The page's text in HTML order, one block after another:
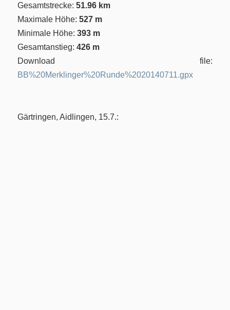
Gesamtstrecke: 51.96 km
Maximale Höhe: 527 m
Minimale Höhe: 393 m
Gesamtanstieg: 426 m
Download file:
BB%20Merklinger%20Runde%2020140711.gpx
Gärtringen, Aidlingen, 15.7.: